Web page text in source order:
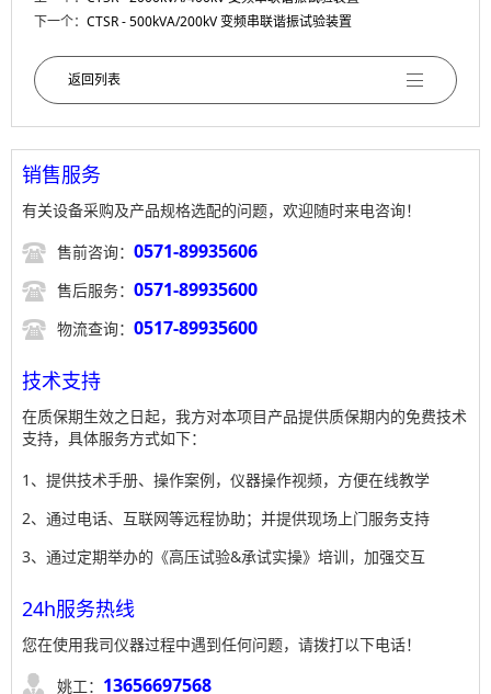
下一个： CTSR - 500kVA/200kV 变频串联谐振试验装置
返回列表
销售服务
有关设备采购及产品规格选配的问题，欢迎随时来电咨询！
 售前咨询： 0571-89935606
 售后服务： 0571-89935600
 物流查询： 0517-89935600
技术支持
在质保期生效之日起，我方对本项目产品提供质保期内的免费技术
支持，具体服务方式如下：
1、提供技术手册、操作案例，仪器操作视频，方便在线教学
2、通过电话、互联网等远程协助；并提供现场上门服务支持
3、通过定期举办的《高压试验&承试实操》培训，加强交互
24h服务热线
您在使用我司仪器过程中遇到任何问题，请拨打以下电话！
 姚工： 13656697568